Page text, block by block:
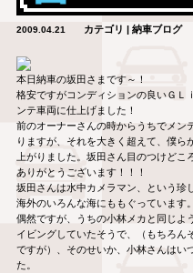
2009.04.21 カテゴリ | 納車ブログ
本日納車の坂田さまです～！
格安ですがコンディションの良いＧＬ
ンテ車両に仕上げました！
前のオーナーさんの時からうちでメン
りますが、それを大きく超えて、僕
上がりました。坂田さん目のつけどこ
ありがとうございます！！！
坂田さんは水中カメラマン、という珍
海外のいろんな海にももぐっています。
偶然ですが、うちの小林メカと同じよ
イビングしていたそうで、（もちろん
ですが）、そのせいか、小林さんはい
た。